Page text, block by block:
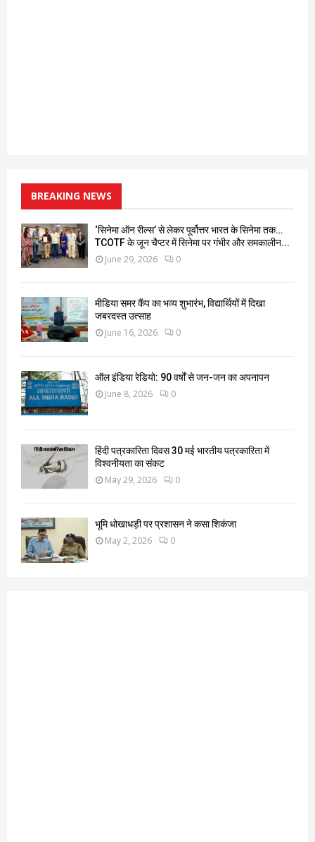
BREAKING NEWS
‘सिनेमा ऑन रील्स’ से लेकर पूर्वोत्तर भारत के सिनेमा तक…
TCOTF के जून चैप्टर में सिनेमा पर गंभीर और समकालीन...
June 29, 2026 0
मीडिया समर कैंप का भव्य शुभारंभ, विद्यार्थियों में दिखा
जबरदस्त उत्साह
June 16, 2026 0
ऑल इंडिया रेडियो: 90 वर्षों से जन-जन का अपनापन
June 8, 2026 0
हिंदी पत्रकारिता दिवस 30 मई भारतीय पत्रकारिता में
विश्वनीयता का संकट
May 29, 2026 0
भूमि धोखाधड़ी पर प्रशासन ने कसा शिकंजा
May 2, 2026 0